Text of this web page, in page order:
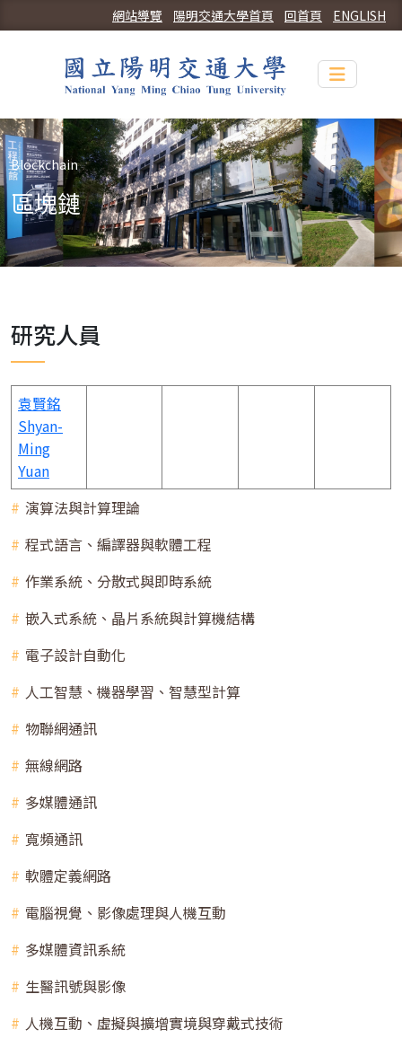
ENGLISH
回首頁
陽明交通大學首頁
網站導覽
Toggle
Blockchain
區塊鏈
研究人員
袁賢銘
Shyan-
Ming
Yuan
演算法與計算理論
程式語言、編譯器與軟體工程
作業系統、分散式與即時系統
嵌入式系統、晶片系統與計算機結構
電子設計自動化
人工智慧、機器學習、智慧型計算
物聯網通訊
無線網路
多媒體通訊
寬頻通訊
軟體定義網路
電腦視覺、影像處理與人機互動
多媒體資訊系統
生醫訊號與影像
人機互動、虛擬與擴增實境與穿戴式技術